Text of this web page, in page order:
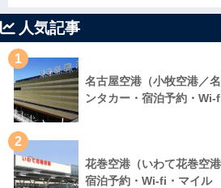
人気記事
1
名古屋空港（小牧空港／
ンタカー・宿泊予約・Wi-
2
花巻空港（いわて花巻空
宿泊予約・Wi-fi・マイル